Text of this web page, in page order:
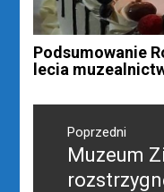
Podsumowanie
lecia
Nawigacja
wpisuPoprzedni
Poprzedni
wpis:
Muzeum